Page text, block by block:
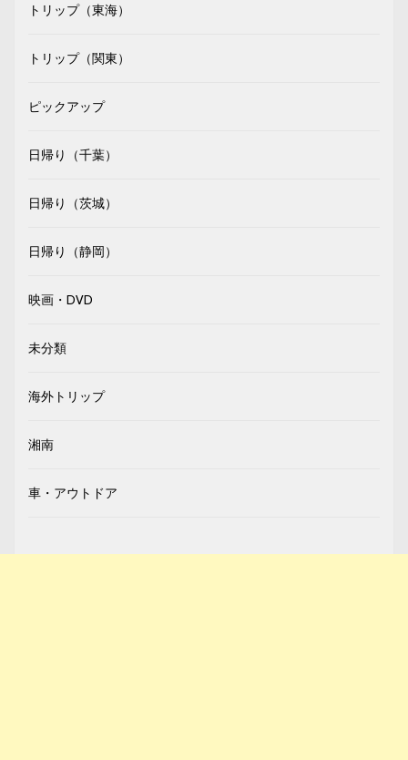
トリップ（東海）
トリップ（関東）
ピックアップ
日帰り（千葉）
日帰り（茨城）
日帰り（静岡）
映画・DVD
未分類
海外トリップ
湘南
車・アウトドア